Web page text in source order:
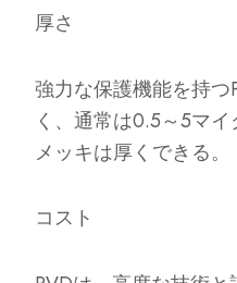
厚さ
強力な保護機能を持
く、通常は0.5～5マ
メッキは厚くできる。
コスト